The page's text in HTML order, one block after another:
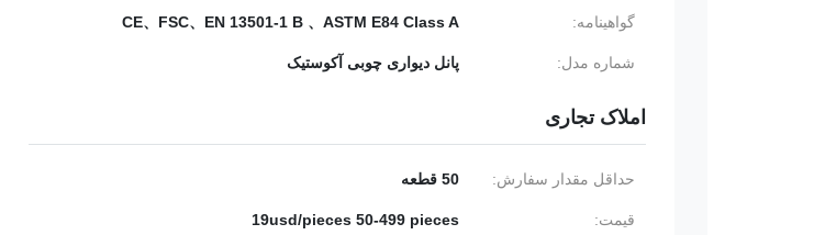
گواهینامه: CE、FSC、EN 13501-1 B 、ASTM E84 Class A
شماره مدل: پانل دیواری چوبی آکوستیک
املاک تجاری
حداقل مقدار سفارش: 50 قطعه
قیمت: 19usd/pieces 50-499 pieces